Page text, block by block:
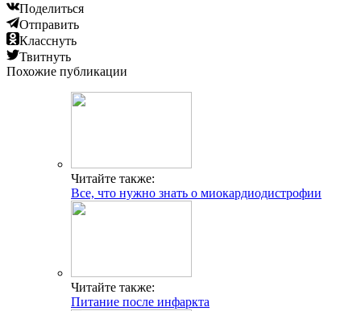
Поделиться
Отправить
Класснуть
Твитнуть
Похожие публикации
Читайте также:
Все, что нужно знать о миокардиодистрофии
Читайте также:
Питание после инфаркта